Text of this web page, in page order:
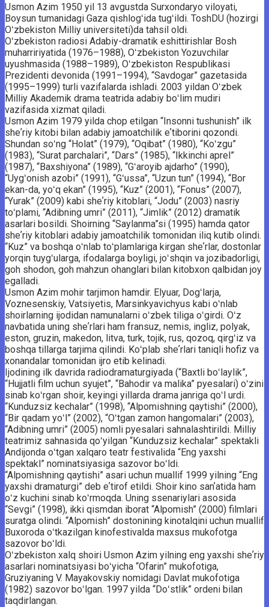
Usmon Azim 1950 yil 13 avgustda Surxondaryo viloyati,
Boysun tumanidagi Gaza qishlogʻida tugʻildi. ToshDU (hozirgi
Oʻzbekiston Milliy universiteti)da tahsil oldi.
Oʻzbekiston radiosi Adabiy-dramatik eshittirishlar Bosh
muharririyatida (1976–1988), Oʻzbekiston Yozuvchilar
uyushmasida (1988–1989), Oʻzbekiston Respublikasi
Prezidenti devonida (1991–1994), “Savdogar” gazetasida
(1995–1999) turli vazifalarda ishladi. 2003 yildan Oʻzbek
Milliy Akademik drama teatrida adabiy boʻlim mudiri
vazifasida xizmat qiladi.
Usmon Azim 1979 yilda chop etilgan “Insonni tushunish” ilk
sheʼriy kitobi bilan adabiy jamoatchilik eʼtiborini qozondi.
Shundan soʻng “Holat” (1979), “Oqibat” (1980), “Koʻzgu”
(1983), “Surat parchalari”, “Dars” (1985), “Ikkinchi aprel”
(1987), “Baxshiyona” (1989), “Gʻaroyib ajdarho” (1990),
“Uygʻonish azobi” (1991), “Gʻussa”, “Uzun tun” (1994), “Bor
ekan-da, yoʻq ekan” (1995), “Kuz” (2001), “Fonus” (2007),
“Yurak” (2009) kabi sheʼriy kitoblari, “Jodu” (2003) nasriy
toʻplami, “Adibning umri” (2011), “Jimlik” (2012) dramatik
asarlari bosildi. Shoirning “Saylanma”si (1995) hamda qator
sheʼriy kitoblari adabiy jamoatchilik tomonidan iliq kutib olindi.
“Kuz” va boshqa oʻnlab toʻplamlariga kirgan sheʼrlar, dostonlar
yorqin tuygʻularga, ifodalarga boyligi, joʻshqin va jozibadorligi,
goh shodon, goh mahzun ohanglari bilan kitobxon qalbidan joy
egalladi.
Usmon Azim mohir tarjimon hamdir. Elyuar, Dogʻlarja,
Voznesenskiy, Vatsiyetis, Marsinkyavichyus kabi oʻnlab
shoirlarning ijodidan namunalarni oʻzbek tiliga oʻgirdi. Oʻz
navbatida uning sheʼrlari ham fransuz, nemis, ingliz, polyak,
eston, gruzin, makedon, litva, turk, tojik, rus, qozoq, qirgʻiz va
boshqa tillarga tarjima qilindi. Koʻplab sheʼrlari taniqli hofiz va
xonandalar tomonidan ijro etib kelinadi.
Ijodining ilk davrida radiodramaturgiyada (“Baxtli boʻlaylik”,
“Hujjatli film uchun syujet”, “Bahodir va malika” pyesalari) oʻzini
sinab koʻrgan shoir, keyingi yillarda drama janriga qoʻl urdi.
“Kunduzsiz kechalar” (1998), “Alpomishning qaytishi” (2000),
“Bir qadam yoʻl” (2002), “Oʻtgan zamon hangomalari” (2003),
“Adibning umri” (2005) nomli pyesalari sahnalashtirildi. Milliy
teatrimiz sahnasida qoʻyilgan “Kunduzsiz kechalar” spektakli
Andijonda oʻtgan xalqaro teatr festivalida “Eng yaxshi
spektakl” nominatsiyasiga sazovor boʻldi.
“Alpomishning qaytishi” asari uchun muallif 1999 yilning “Eng
yaxshi dramaturgi” deb eʼtirof etildi. Shoir kino sanʼatida ham
oʻz kuchini sinab koʻrmoqda. Uning ssenariylari asosida
“Sevgi” (1998), ikki qismdan iborat “Alpomish” (2000) filmlari
suratga olindi. “Alpomish” dostonining kinotalqini uchun muallif
Buxoroda oʻtkazilgan kinofestivalda maxsus mukofotga
sazovor boʻldi.
Oʻzbekiston xalq shoiri Usmon Azim yilning eng yaxshi sheʼriy
asarlari nominatsiyasi boʻyicha “Ofarin” mukofotiga,
Gruziyaning V. Mayakovskiy nomidagi Davlat mukofotiga
(1982) sazovor boʻlgan. 1997 yilda “Doʻstlik” ordeni bilan
taqdirlangan.